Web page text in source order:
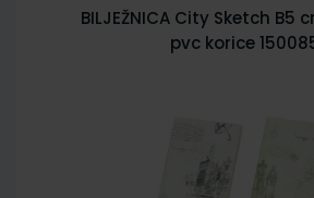
BILJEŽNICA City Sketch B5
pvc korice